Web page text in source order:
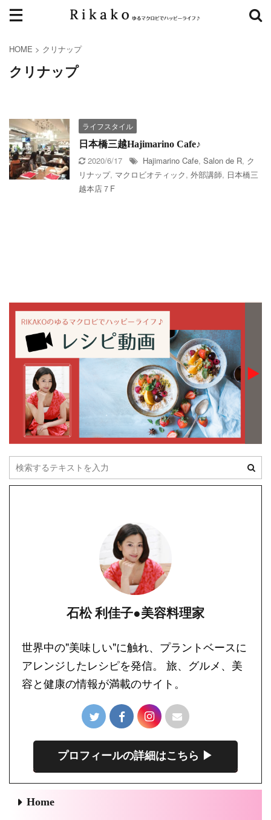
HOME > クリナップ
クリナップ
ライフスタイル
日本橋三越Hajimarino Cafe♪
2020/6/17 Hajimarino Cafe, Salon de R, ク
リナップ, マクロビオティック, 外部講師, 日本橋三
越本店７F
石松 利佳子●美容料理家
世界中の"美味しい"に触れ、プラントベースに
アレンジしたレシピを発信。 旅、グルメ、美
容と健康の情報が満載のサイト。
プロフィールの詳細はこちら ▶︎
Home